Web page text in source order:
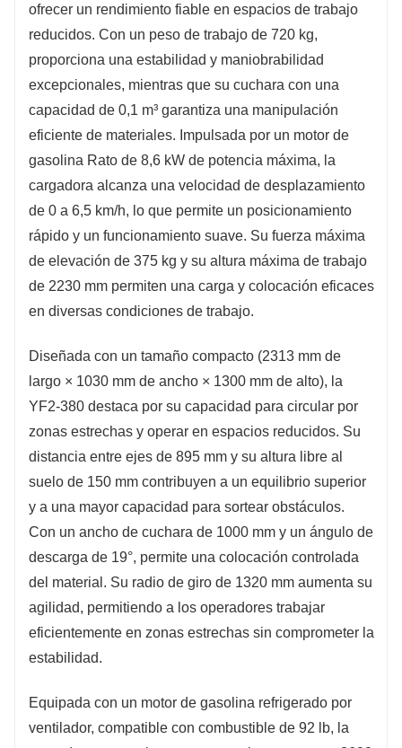
ofrecer un rendimiento fiable en espacios de trabajo
reducidos. Con un peso de trabajo de 720 kg,
proporciona una estabilidad y maniobrabilidad
excepcionales, mientras que su cuchara con una
capacidad de 0,1 m³ garantiza una manipulación
eficiente de materiales. Impulsada por un motor de
gasolina Rato de 8,6 kW de potencia máxima, la
cargadora alcanza una velocidad de desplazamiento
de 0 a 6,5 ​​km/h, lo que permite un posicionamiento
rápido y un funcionamiento suave. Su fuerza máxima
de elevación de 375 kg y su altura máxima de trabajo
de 2230 mm permiten una carga y colocación eficaces
en diversas condiciones de trabajo.
Diseñada con un tamaño compacto (2313 mm de
largo × 1030 mm de ancho × 1300 mm de alto), la
YF2-380 destaca por su capacidad para circular por
zonas estrechas y operar en espacios reducidos. Su
distancia entre ejes de 895 mm y su altura libre al
suelo de 150 mm contribuyen a un equilibrio superior
y a una mayor capacidad para sortear obstáculos.
Con un ancho de cuchara de 1000 mm y un ángulo de
descarga de 19°, permite una colocación controlada
del material. Su radio de giro de 1320 mm aumenta su
agilidad, permitiendo a los operadores trabajar
eficientemente en zonas estrechas sin comprometer la
estabilidad.
Equipada con un motor de gasolina refrigerado por
ventilador, compatible con combustible de 92 lb, la